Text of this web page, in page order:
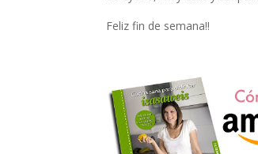
Feliz fin de semana!!